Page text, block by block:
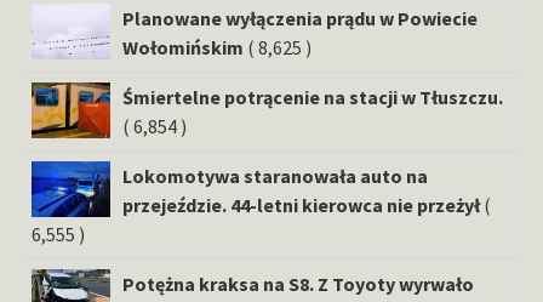
Planowane wyłączenia prądu w Powiecie
Wołomińskim ( 8,625 )
Śmiertelne potrącenie na stacji w Tłuszczu.
( 6,854 )
Lokomotywa staranowała auto na
przejeździe. 44-letni kierowca nie przeżył (
6,555 )
Potężna kraksa na S8. Z Toyoty wyrwało